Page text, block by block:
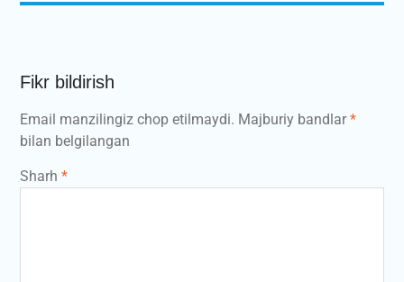
Fikr bildirish
Email manzilingiz chop etilmaydi. Majburiy bandlar*
bilan belgilangan
Sharh *